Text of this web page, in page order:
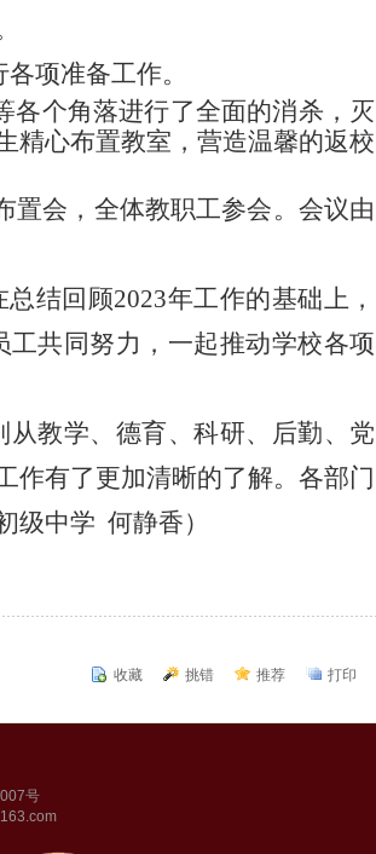
项准备工作。
各个角落进行了全面的消杀，灭
精心布置教室，营造温馨的返校
置会，全体教职工参会。会议由
结回顾2023年工作的基础上，
共同努力，一起推动学校各项
教学、德育、科研、后勤、党
作有了更加清晰的了解。各部门
级中学 何静香）
收藏 挑错 推荐 打印
号